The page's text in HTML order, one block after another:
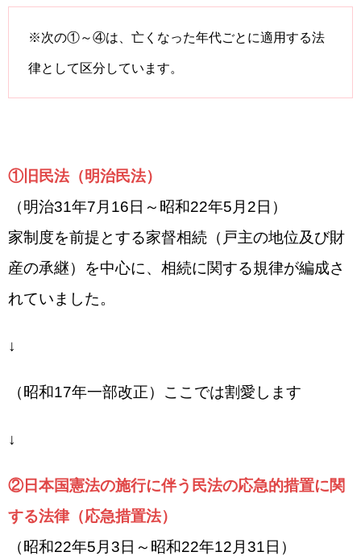
※次の①～④は、亡くなった年代ごとに適用する法
律として区分しています。
①旧民法（明治民法）
（明治31年7月16日～昭和22年5月2日）
家制度を前提とする家督相続（戸主の地位及び財
産の承継）を中心に、相続に関する規律が編成さ
れていました。
↓
（昭和17年一部改正）ここでは割愛します
↓
②日本国憲法の施行に伴う民法の応急的措置に関
する法律（応急措置法）
（昭和22年5月3日～昭和22年12月31日）